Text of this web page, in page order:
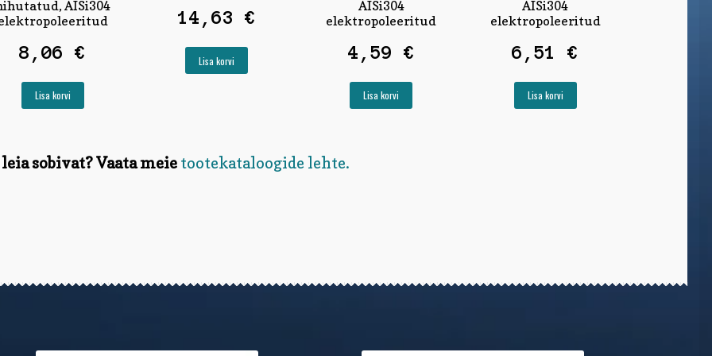
AISi304
8,06€
Lisa korvi
14,63 €
Lisa korvi
AISi304
elektropoleeritud
4,59 €
Lisa korvi
AISi304
elektropoleeritud
6,51€
Lisa korvi
sobivat? Vaata meie tootekataloogide lehte.